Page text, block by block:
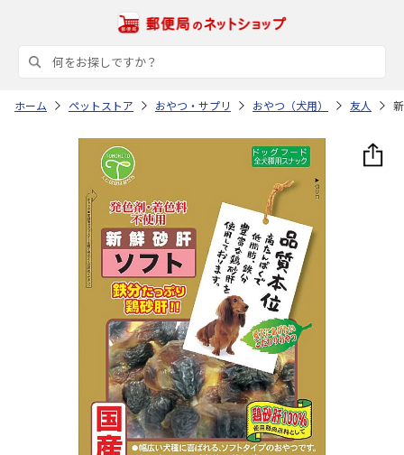
ホーム ペットストア おやつ・サプリ おやつ（犬用） 友人